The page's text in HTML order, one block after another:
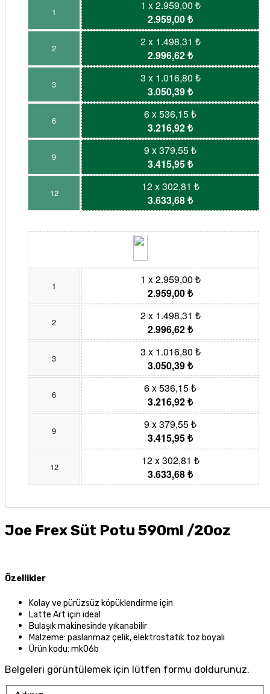
1
1 x 2.959,00 ₺
2.959,00 ₺
2
2 x 1.498,31 ₺
2.996,62 ₺
3
3 x 1.016,80 ₺
3.050,39 ₺
6
6 x 536,15 ₺
3.216,92 ₺
9
9 x 379,55 ₺
3.415,95 ₺
12
12 x 302,81 ₺
3.633,68 ₺
1
1 x 2.959,00 ₺
2.959,00 ₺
2
2 x 1.498,31 ₺
2.996,62 ₺
3
3 x 1.016,80 ₺
3.050,39 ₺
6
6 x 536,15 ₺
3.216,92 ₺
9
9 x 379,55 ₺
3.415,95 ₺
12
12 x 302,81 ₺
3.633,68 ₺
Joe Frex Süt Potu 590ml /20oz
Özellikler
Kolay ve pürüzsüz köpüklendirme için
Latte Art için ideal
Bulaşık makinesinde yıkanabilir
Malzeme: paslanmaz çelik, elektrostatik toz boyalı
Ürün kodu: mk06b
Belgeleri görüntülemek için lütfen formu doldurunuz.